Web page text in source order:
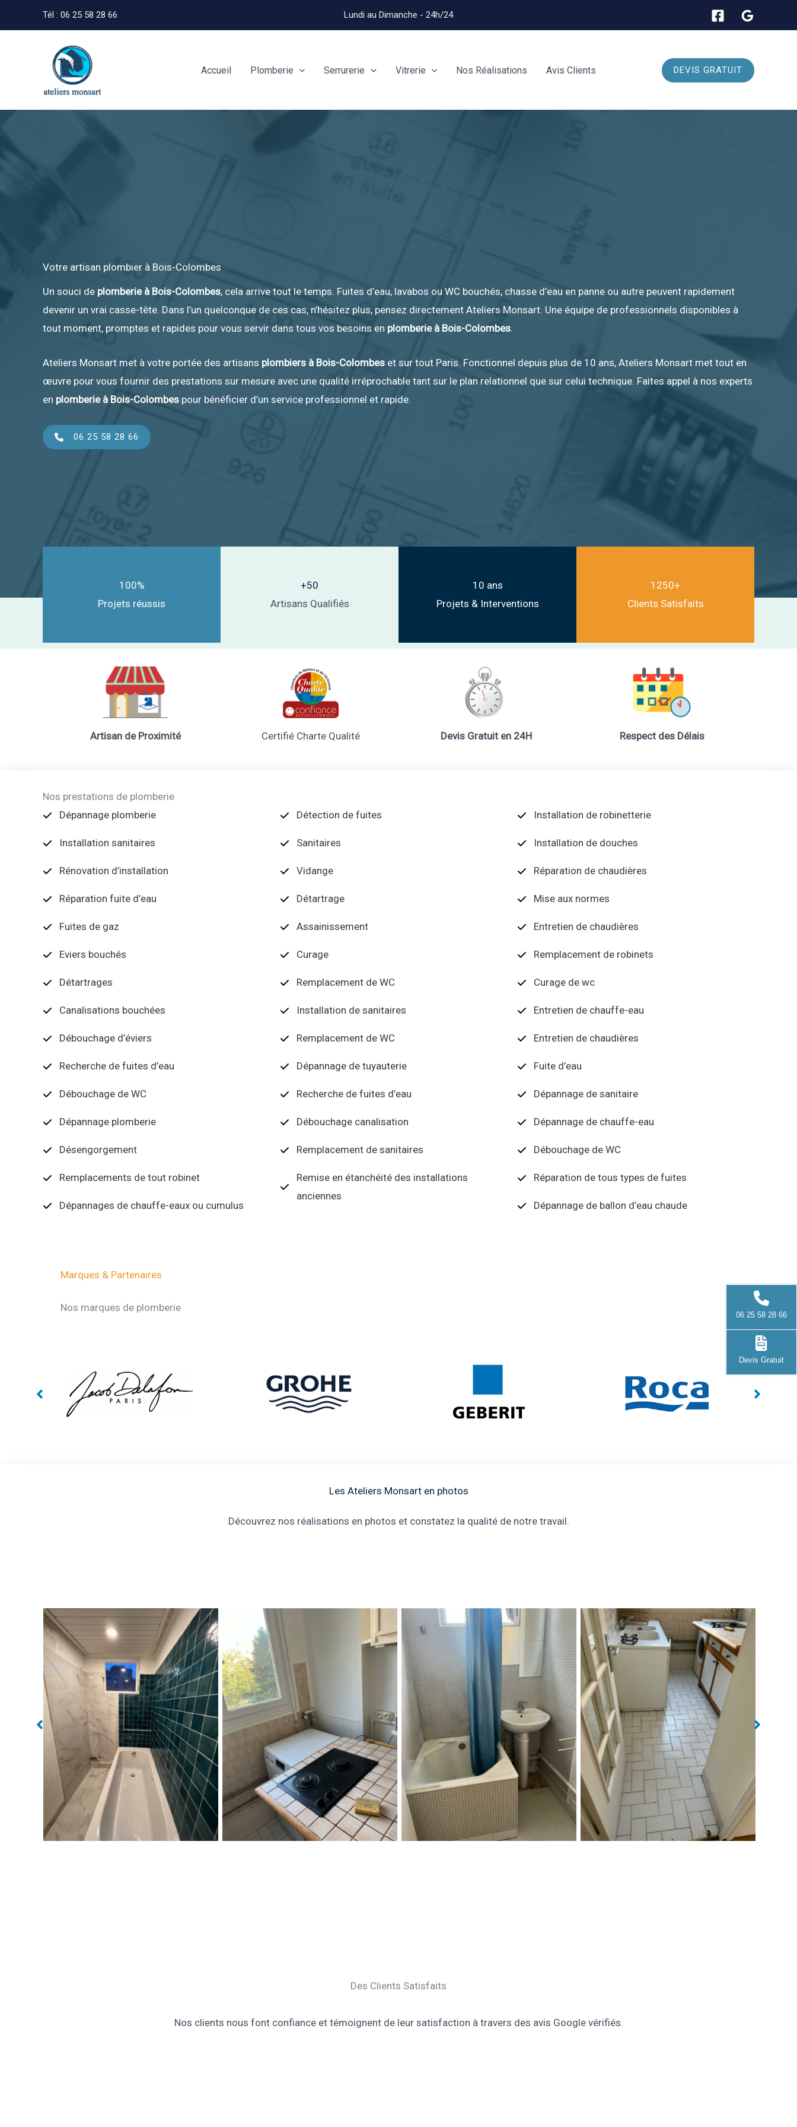
au
Tél : 06 25 58 28 66 Lundi au Dimanche - 24h/24
Accueil Plomberie Serrurerie Vitrerie Nos Réalisations Avis Clients DEVIS GRATUIT
Votre artisan plombier à Bois-Colombes
Un souci de plomberie à Bois-Colombes, cela arrive tout le temps. Fuites d’eau, lavabos ou WC bouchés, chasse d’eau en panne ou autre peuvent rapidement
devenir un vrai casse-tête. Dans l’un quelconque de ces cas, n’hésitez plus, pensez directement Ateliers Monsart. Une équipe de professionnels disponibles à
tout moment, promptes et rapides pour vous servir dans tous vos besoins en plomberie à Bois-Colombes.
Ateliers Monsart met à votre portée des artisans plombiers à Bois-Colombes et sur tout Paris. Fonctionnel depuis plus de 10 ans, Ateliers Monsart met tout en
œuvre pour vous fournir des prestations sur mesure avec une qualité irréprochable tant sur le plan relationnel que sur celui technique. Faites appel à nos experts
en plomberie à Bois-Colombes pour bénéficier d’un service professionnel et rapide.
06 25 58 28 66
100%
Projets réussis
+50
Artisans Qualifiés
10 ans
Projets & Interventions
1250+
Clients Satisfaits
Artisan de Proximité Certifié Charte Qualité Devis Gratuit en 24H Respect des Délais
Nos prestations de plomberie
Dépannage plomberie
Installation sanitaires
Rénovation d’installation
Réparation fuite d’eau
Fuites de gaz
Eviers bouchés
Détartrages
Canalisations bouchées
Débouchage d’éviers
Recherche de fuites d’eau
Débouchage de WC
Dépannage plomberie
Désengorgement
Remplacements de tout robinet
Dépannages de chauffe-eaux ou cumulus
Détection de fuites
Sanitaires
Vidange
Détartrage
Assainissement
Curage
Remplacement de WC
Installation de sanitaires
Remplacement de WC
Dépannage de tuyauterie
Recherche de fuites d’eau
Débouchage canalisation
Remplacement de sanitaires
Remise en étanchéité des installations
anciennes
Installation de robinetterie
Installation de douches
Réparation de chaudières
Mise aux normes
Entretien de chaudières
Remplacement de robinets
Curage de wc
Entretien de chauffe-eau
Entretien de chaudières
Fuite d’eau
Dépannage de sanitaire
Dépannage de chauffe-eau
Débouchage de WC
Réparation de tous types de fuites
Dépannage de ballon d’eau chaude
Marques & Partenaires
Nos marques de plomberie
Les Ateliers Monsart en photos
Découvrez nos réalisations en photos et constatez la qualité de notre travail.
Des Clients Satisfaits
Nos clients nous font confiance et témoignent de leur satisfaction à travers des avis Google vérifiés.
06 25 58 28 66
Devis Gratuit